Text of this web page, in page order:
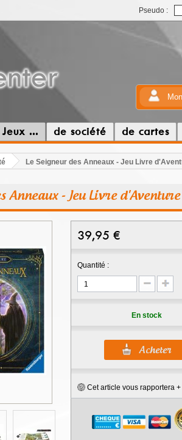
Pseudo :
Jeux ... de société de cartes
Le Seigneur des Anneaux - Jeu Livre
Anneaux - Jeu Livre d'Aventure
39,95 €
Quantité :
En stock
Cet article vous rapportera +